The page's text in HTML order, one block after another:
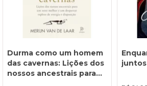
Durma como um homem
das cavernas: Lições dos
nossos ancestrais para
juntos